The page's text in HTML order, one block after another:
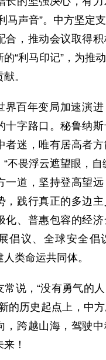
马声音”。中方坚定
合，推动会议取得
“利马印记”，为推
。
界百年变局加速演
十字路口。秘鲁纳
者迷，唯有居高者
不畏浮云遮望眼，自
一道，坚持登高望
，践行真正的多边
化、普惠包容的经
倡议、全球安全倡
类命运共同体。
常说，“没有勇气的
的历史起点上，中
，跨越山海，驾驶
！